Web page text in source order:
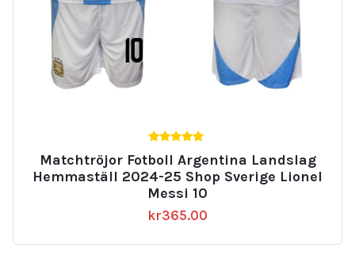
av 5
Matchtröjor Fotboll Argentina Landslag
Hemmaställ 2024-25 Shop Sverige Lionel
Messi 10
kr365.00